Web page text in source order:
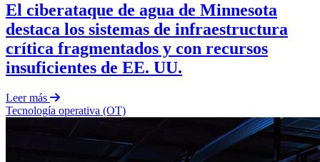
El ciberataque de agua de Minnesota
destaca los sistemas de infraestructura
crítica fragmentados y con recursos
insuficientes de EE. UU.
Leer más
Tecnología operativa (OT)